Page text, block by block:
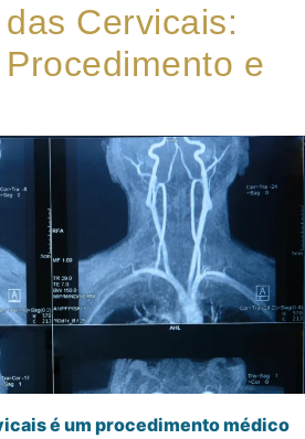
Cervicais:
e
é um procedimento médico